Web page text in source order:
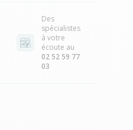
Des
spécialistes
à votre
écoute au
02 52 59 77
03